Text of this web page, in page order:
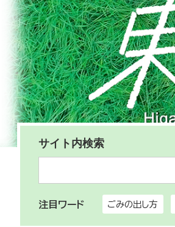
サイト内検索
注目ワード ごみの出し方